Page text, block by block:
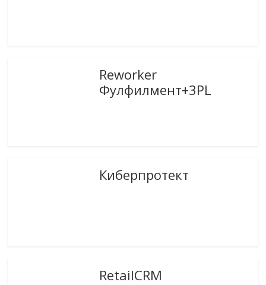
Reworker
Фулфилмент+3PL
Киберпротект
RetailCRM